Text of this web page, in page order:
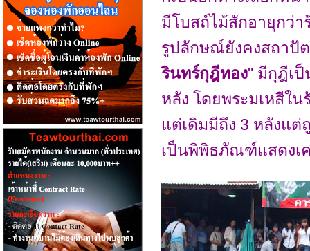
มีโบสถ์ไม้สักอายุกว่
รูปลักษณ์ยังคงสถาปั
รินทร์กุฎีทอง" มีกุฎีเ
หลัง โดยพระมเหสีใ
แต่เดิมมีถึง 3 หลังแต่
เป็นพิพิธภัณฑ์แสดงเ